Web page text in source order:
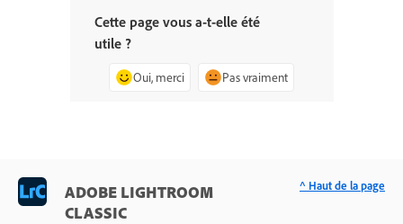
Cette page vous a-t-elle été
utile ?
Oui, merci Pas vraiment
ADOBE LIGHTROOM
CLASSIC
^ Haut de la page